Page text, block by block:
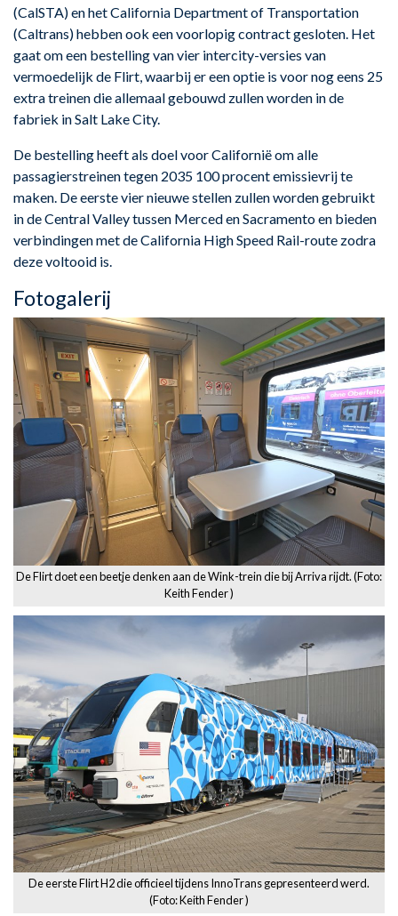
(CalSTA) en het California Department of Transportation
(Caltrans) hebben ook een voorlopig contract gesloten. Het
gaat om een bestelling van vier intercity-versies van
vermoedelijk de Flirt, waarbij er een optie is voor nog eens 25
extra treinen die allemaal gebouwd zullen worden in de
fabriek in Salt Lake City.
De bestelling heeft als doel voor Californië om alle
passagierstreinen tegen 2035 100 procent emissievrij te
maken. De eerste vier nieuwe stellen zullen worden gebruikt
in de Central Valley tussen Merced en Sacramento en bieden
verbindingen met de California High Speed Rail-route zodra
deze voltooid is.
Fotogalerij
De Flirt doet een beetje denken aan de Wink-trein die bij Arriva rijdt. (Foto:
Keith Fender )
De eerste Flirt H2 die officieel tijdens InnoTrans gepresenteerd werd.
(Foto: Keith Fender )